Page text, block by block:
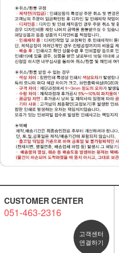
CUSTOMER CENTER
051-463-2316
고객센터
연결하기